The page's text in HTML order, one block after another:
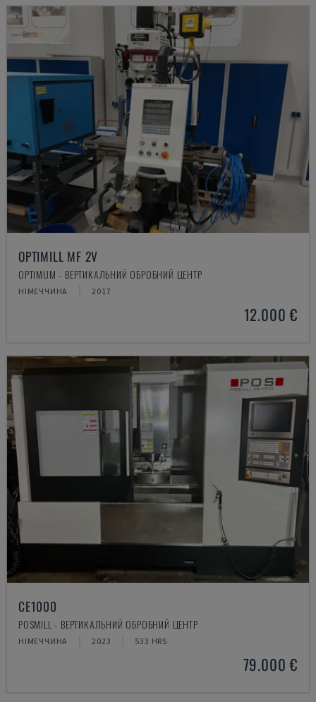
OPTIMILL MF 2V
OPTIMUM - ВЕРТИКАЛЬНИЙ ОБРОБНИЙ ЦЕНТР
НІМЕЧЧИНА 2017
12.000 €
CE1000
POSMILL - ВЕРТИКАЛЬНИЙ ОБРОБНИЙ ЦЕНТР
НІМЕЧЧИНА 2023 533 HRS
79.000 €